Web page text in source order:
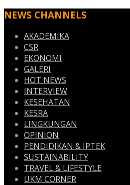
NEWS CHANNELS
AKADEMIKA
CSR
EKONOMI
GALERI
HOT NEWS
INTERVIEW
KESEHATAN
KESRA
LINGKUNGAN
OPINION
PENDIDIKAN & IPTEK
SUSTAINABILITY
TRAVEL & LIFESTYLE
UKM CORNER